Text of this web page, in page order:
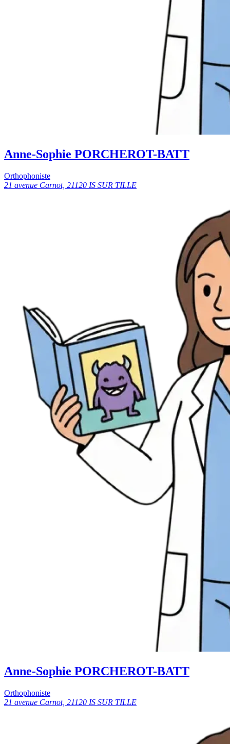
Anne-Sophie PORCHEROT-BATT
Orthophoniste
21 avenue Carnot, 21120 IS SUR TILLE
Anne-Sophie PORCHEROT-BATT
Orthophoniste
21 avenue Carnot, 21120 IS SUR TILLE